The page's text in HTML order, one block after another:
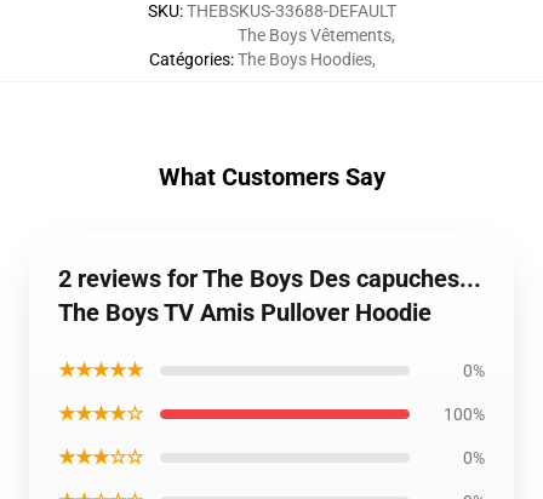
SKU:THEBSKUS-33688-DEFAULT
Catégories:
The Boys Vêtements,
The Boys Hoodies,
What Customers Say
2 reviews for The Boys Des capuches...
The Boys TV Amis Pullover Hoodie
★★★★★ 0%
★★★★☆ 100%
★★★☆☆ 0%